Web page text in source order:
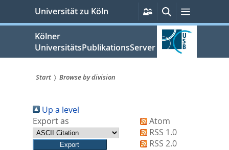
springen
Universität zu Köln
Persönliche
Services
SucheMenü
Kölner
UniversitätsPublikationsServer
sind
hier:
Start Browse by division
Up a level
Export as
Atom
RSS 1.0
RSS 2.0